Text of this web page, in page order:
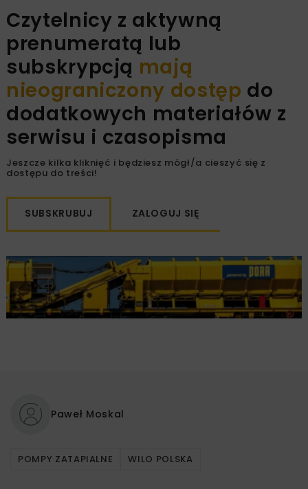
Czytelnicy z aktywną
prenumeratą lub
subskrypcją mają
nieograniczony dostęp do
dodatkowych materiałów z
serwisu i czasopisma
Jeszcze kilka kliknięć i będziesz mógł/a cieszyć się z
dostępu do treści!
SUBSKRUBUJ ZALOGUJ SIĘ
Paweł Moskal
POMPY ZATAPIALNE WILO POLSKA